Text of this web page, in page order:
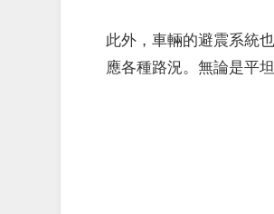
此外，車輛的避震系統
應各種路況。無論是平